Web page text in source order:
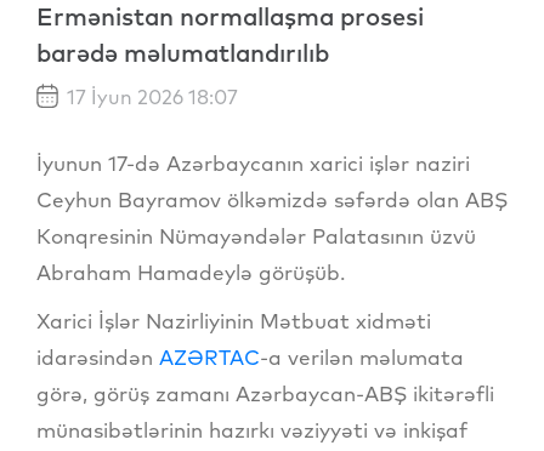
Ermənistan normallaşma prosesi
barədə məlumatlandırılıb
17 İyun 2026 18:07
İyunun 17-də Azərbaycanın xarici işlər naziri
Ceyhun Bayramov ölkəmizdə səfərdə olan ABŞ
Konqresinin Nümayəndələr Palatasının üzvü
Abraham Hamadeylə görüşüb.
Xarici İşlər Nazirliyinin Mətbuat xidməti
idarəsindən AZƏRTAC-a verilən məlumata
görə, görüş zamanı Azərbaycan-ABŞ ikitərəfli
münasibətlərinin hazırkı vəziyyəti və inkişaf